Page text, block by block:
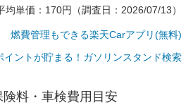
単価：170円（調査日：2026/07/13）
燃費管理もできる楽天Carアプリ(無料)
イントが貯まる！ガソリンスタンド検索
料・車検費用目安